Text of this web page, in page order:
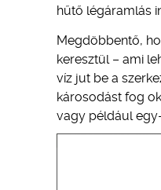
hűtő légáramlás
Megdöbbentő,
keresztül – ami
víz jut be a
károsodást fog
vagy például